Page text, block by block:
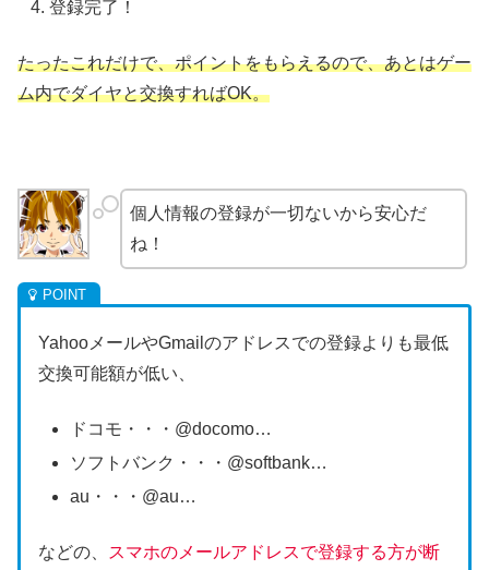
登録完了！
たったこれだけで、ポイントをもらえるので、あとはゲー
ム内でダイヤと交換すればOK。
個人情報の登録が一切ないから安心だ
ね！
YahooメールやGmailのアドレスでの登録よりも最低
交換可能額が低い、
ドコモ・・・@docomo…
ソフトバンク・・・@softbank…
au・・・@au…
などの、
スマホのメールアドレスで登録する方が断